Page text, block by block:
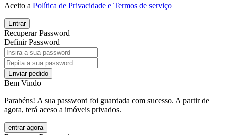
Aceito a Política de Privacidade e Termos de serviço
Entrar
Recuperar Password
Definir Password
Enviar pedido
Bem Vindo
Parabéns! A sua password foi guardada com sucesso. A partir de
agora, terá aceso a imóveis privados.
entrar agora